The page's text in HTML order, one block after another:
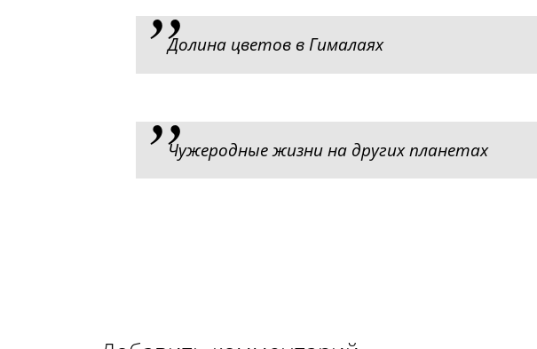
Долина цветов в Гималаях
Чужеродные жизни на других планетах